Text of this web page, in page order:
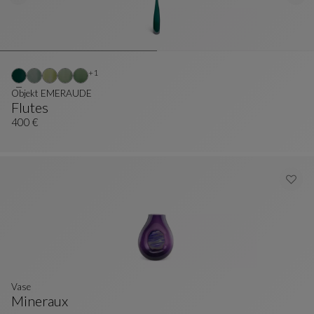
Flutes
Objekt EMERAUDE
Siehe Vollständige Beschreibung
Objekt EMERAUDE
400 €
+1Weitere Farben : 1 verfügbare farben
Mineraux
Vase